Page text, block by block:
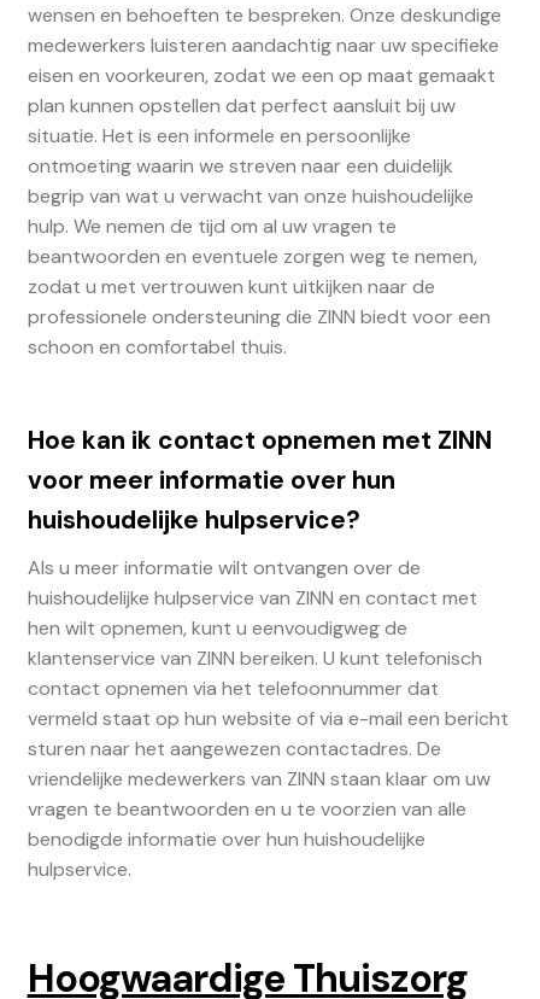
wensen en behoeften te bespreken. Onze deskundige
medewerkers luisteren aandachtig naar uw specifieke
eisen en voorkeuren, zodat we een op maat gemaakt
plan kunnen opstellen dat perfect aansluit bij uw
situatie. Het is een informele en persoonlijke
ontmoeting waarin we streven naar een duidelijk
begrip van wat u verwacht van onze huishoudelijke
hulp. We nemen de tijd om al uw vragen te
beantwoorden en eventuele zorgen weg te nemen,
zodat u met vertrouwen kunt uitkijken naar de
professionele ondersteuning die ZINN biedt voor een
schoon en comfortabel thuis.
Hoe kan ik contact opnemen met ZINN
voor meer informatie over hun
huishoudelijke hulpservice?
Als u meer informatie wilt ontvangen over de
huishoudelijke hulpservice van ZINN en contact met
hen wilt opnemen, kunt u eenvoudigweg de
klantenservice van ZINN bereiken. U kunt telefonisch
contact opnemen via het telefoonnummer dat
vermeld staat op hun website of via e-mail een bericht
sturen naar het aangewezen contactadres. De
vriendelijke medewerkers van ZINN staan klaar om uw
vragen te beantwoorden en u te voorzien van alle
benodigde informatie over hun huishoudelijke
hulpservice.
Hoogwaardige Thuiszorg